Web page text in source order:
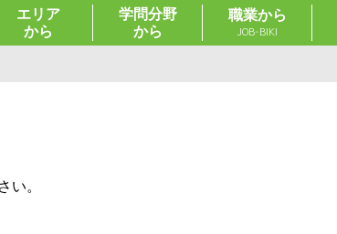
エリア
から
学問分野
から
職業から
JOB-BIKI
い。